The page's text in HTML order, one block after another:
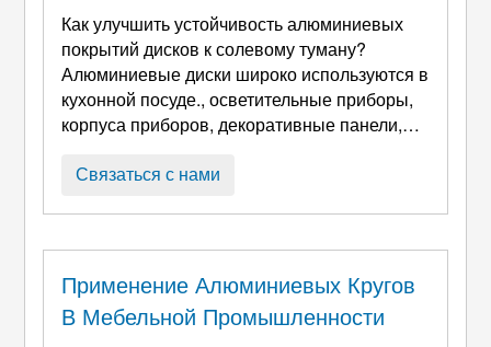
Солевому Туману?
Как улучшить устойчивость алюминиевых
покрытий дисков к солевому туману?
Алюминиевые диски широко используются в
кухонной посуде., осветительные приборы,
корпуса приборов, декоративные панели,
оборудование. Среда их обслуживания
соляные брызги, и кислотная/щелочная
конденсация. Хотя сам алюминий обладает
некоторой пассивацией и устойчивостью к
коррозии., это может ...
Связаться с нами
Применение Алюминиевых Кругов
В Мебельной Промышленности